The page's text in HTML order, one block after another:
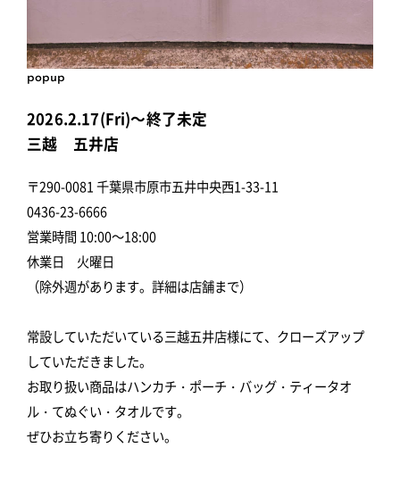
popup
2026.2.17(Fri)～終了未定
三越 五井店
〒290-0081 千葉県市原市五井中央西1-33-11
0436-23-6666
営業時間 10:00～18:00
休業日 火曜日
（除外週があります。詳細は店舗まで）
常設していただいている三越五井店様にて、クローズアップ
していただきました。
お取り扱い商品はハンカチ・ポーチ・バッグ・ティータオ
ル・てぬぐい・タオルです。
ぜひお立ち寄りください。